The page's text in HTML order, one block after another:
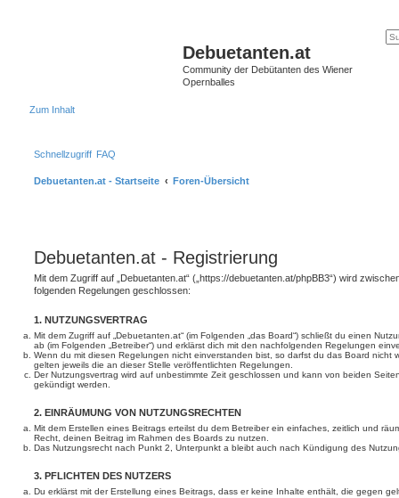
Debuetanten.at
Community der Debütanten des Wiener
Opernballes
Zum Inhalt
Schnellzugriff FAQ
Debuetanten.at - Startseite Foren-Übersicht
Debuetanten.at - Registrierung
Mit dem Zugriff auf „Debuetanten.at“ („https://debuetanten.at/phpBB3“) wird
folgenden Regelungen geschlossen:
1. NUTZUNGSVERTRAG
Mit dem Zugriff auf „Debuetanten.at“ (im Folgenden „das Board“) schließt du einen
ab (im Folgenden „Betreiber“) und erklärst dich mit den nachfolgenden Regelungen
Wenn du mit diesen Regelungen nicht einverstanden bist, so darfst du das Board nicht
gelten jeweils die an dieser Stelle veröffentlichten Regelungen.
Der Nutzungsvertrag wird auf unbestimmte Zeit geschlossen und kann von beiden
gekündigt werden.
2. EINRÄUMUNG VON NUTZUNGSRECHTEN
Mit dem Erstellen eines Beitrags erteilst du dem Betreiber ein einfaches, zeitlich und
Recht, deinen Beitrag im Rahmen des Boards zu nutzen.
Das Nutzungsrecht nach Punkt 2, Unterpunkt a bleibt auch nach Kündigung des
3. PFLICHTEN DES NUTZERS
Du erklärst mit der Erstellung eines Beitrags, dass er keine Inhalte enthält, die gegen